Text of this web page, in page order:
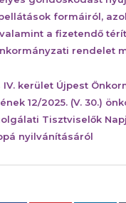
formáiról,
a fizetendő
rendelet
kerület Újpest
12/2025. (V. 30.)
Tisztviselők
nyilvánításáról